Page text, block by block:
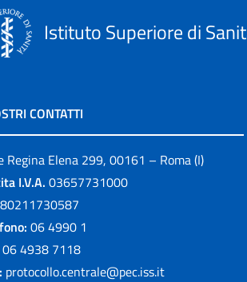
Istituto Superiore di
CONTATTI
Regina Elena 299, 00161 – Roma (I)
I.V.A. 03657731000
80211730587
06 4990 1
06 4938 7118
protocollo.centrale@pec.iss.it